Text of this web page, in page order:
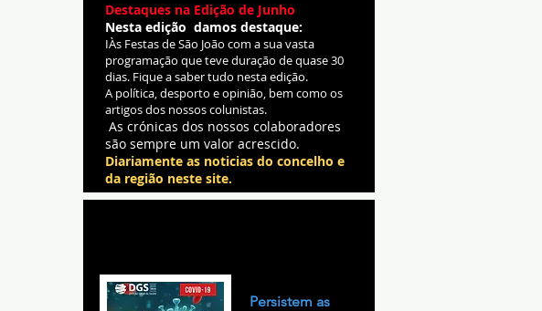
Destaques na Edição de Junho
Nesta edição damos destaque:
IÀs Festas de São João com a sua vasta
programação que teve duração de quase 30
dias. Fique a saber tudo nesta edição.
A política, desporto e opinião, bem como os
artigos dos nossos colunistas.
As crónicas dos nossos colaboradores
são sempre um valor acrescido.
Diariamente as noticias do concelho e
da região neste site.
Persistem as